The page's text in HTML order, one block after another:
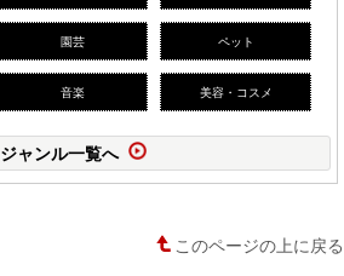
園芸 ペット
音楽 美容・コスメ
ジャンル一覧へ
このページの上に戻る